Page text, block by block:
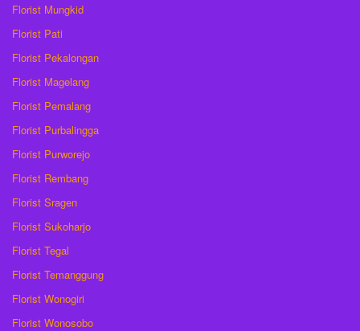
Florist Mungkid
Florist Pati
Florist Pekalongan
Florist Magelang
Florist Pemalang
Florist Purbalingga
Florist Purworejo
Florist Rembang
Florist Sragen
Florist Sukoharjo
Florist Tegal
Florist Temanggung
Florist Wonogiri
Florist Wonosobo